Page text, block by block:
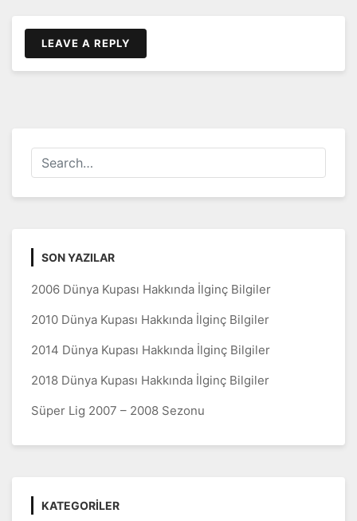
LEAVE A REPLY
SON YAZILAR
2006 Dünya Kupası Hakkında İlginç Bilgiler
2010 Dünya Kupası Hakkında İlginç Bilgiler
2014 Dünya Kupası Hakkında İlginç Bilgiler
2018 Dünya Kupası Hakkında İlginç Bilgiler
Süper Lig 2007 – 2008 Sezonu
KATEGORILER